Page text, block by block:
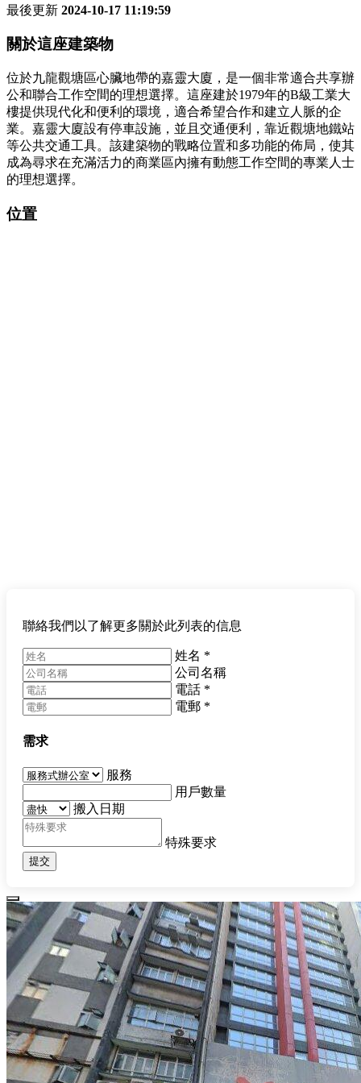
最後更新 2024-10-17 11:19:59
關於這座建築物
位於九龍觀塘區心臟地帶的嘉靈大廈，是一個非常適合共享辦
公和聯合工作空間的理想選擇。這座建於1979年的B級工業大
樓提供現代化和便利的環境，適合希望合作和建立人脈的企
業。嘉靈大廈設有停車設施，並且交通便利，靠近觀塘地鐵站
等公共交通工具。該建築物的戰略位置和多功能的佈局，使其
成為尋求在充滿活力的商業區內擁有動態工作空間的專業人士
的理想選擇。
位置
聯絡我們以了解更多關於此列表的信息
姓名 *
公司名稱
電話 *
電郵 *
需求
服務
用戶數量
搬入日期
特殊要求
提交